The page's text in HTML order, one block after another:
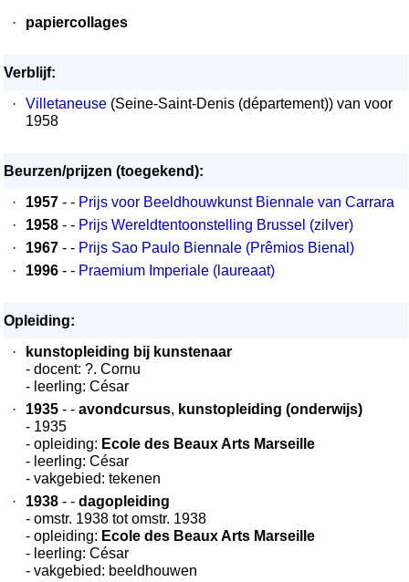
· papiercollages
Verblijf:
·
Villetaneuse (Seine-Saint-Denis (département)) van voor
1958
Beurzen/prijzen (toegekend):
·
1957 - - Prijs voor Beeldhouwkunst Biennale van Carrara
·
1958 - - Prijs Wereldtentoonstelling Brussel (zilver)
·
1967 - - Prijs Sao Paulo Biennale (Prêmios Bienal)
·
1996 - - Praemium Imperiale (laureaat)
Opleiding:
·
kunstopleiding bij kunstenaar
- docent: ?. Cornu
- leerling: César
·
1935 - - avondcursus, kunstopleiding (onderwijs)
- 1935
- opleiding: Ecole des Beaux Arts Marseille
- leerling: César
- vakgebied: tekenen
·
1938 - - dagopleiding
- omstr. 1938 tot omstr. 1938
- opleiding: Ecole des Beaux Arts Marseille
- leerling: César
- vakgebied: beeldhouwen